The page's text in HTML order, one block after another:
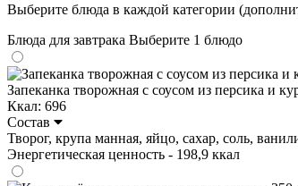
Выберите блюда в каждой категории
Блюда для завтрака Выберите 1 блюдо
Запеканка творожная с соусом из персика и
Ккал: 696
Состав
Творог, крупа манная, яйцо, сахар, соль,
Энергетическая ценность - 198,9 ккал